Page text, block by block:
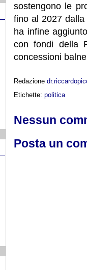
sostengono le
fino al 2027
ha infine
con fondi della
concessioni
Redazione
Etichette: politica
Nessun
Posta un